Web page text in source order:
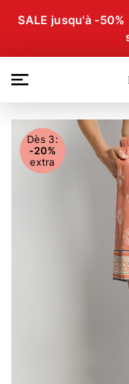
SALE jusqu'à -
Dès 3:
-20%
extra